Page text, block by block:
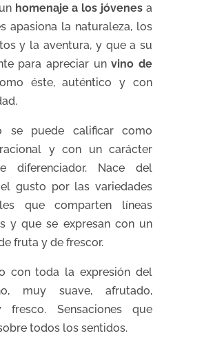
homenaje a los jóvenes a
apasiona la naturaleza, los
y la aventura, y que a su
para apreciar unvino de
éste, auténtico y con
se puede calificar como
y con un carácter
diferenciador. Nace del
gusto por las variedades
que comparten líneas
y que se expresan con un
fruta y de frescor.
con toda la expresión del
muy suave, afrutado,
fresco. Sensaciones que
todos los sentidos.